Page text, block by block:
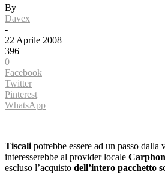
By
Davex
-
22 Aprile 2008
396
0
Facebook
Twitter
Pinterest
WhatsApp
Tiscali potrebbe essere ad un passo dalla
interesserebbe al provider locale
escluso l’acquisto dell’intero pacchetto